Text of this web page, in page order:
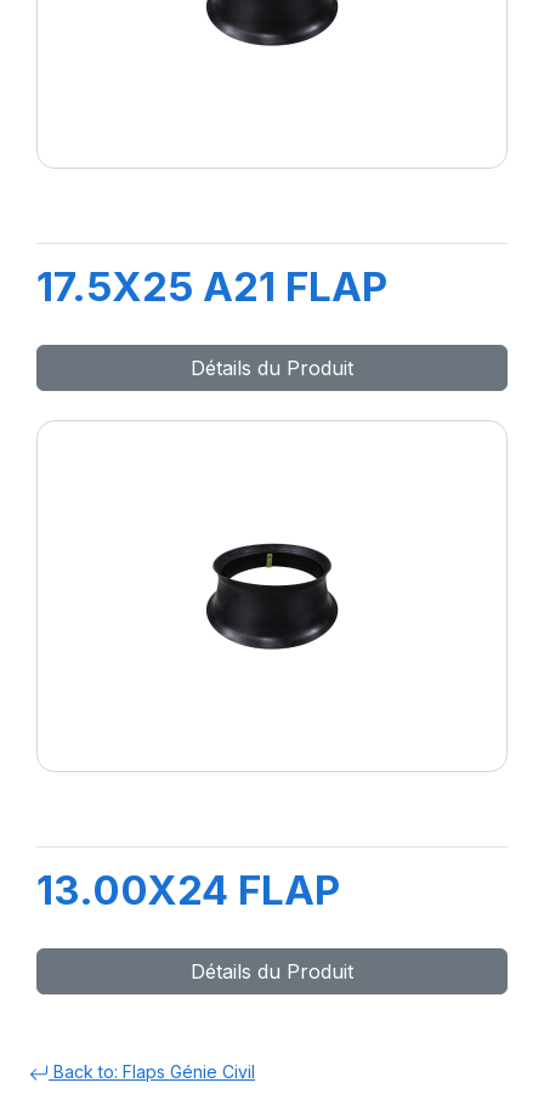
17.5X25 A21 FLAP
Détails du Produit
13.00X24 FLAP
Détails du Produit
Back to: Flaps Génie Civil